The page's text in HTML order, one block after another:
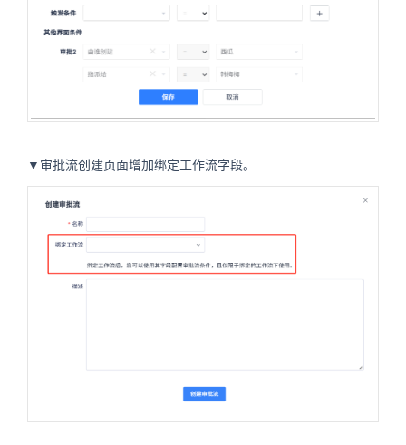
▼审批流创建页面增加绑定工作流字段。